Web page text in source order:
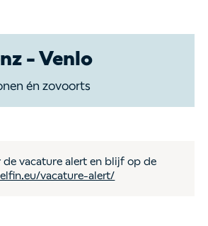
- Venlo
én zovoorts
de vacature alert en blijf op de
vacature-alert/